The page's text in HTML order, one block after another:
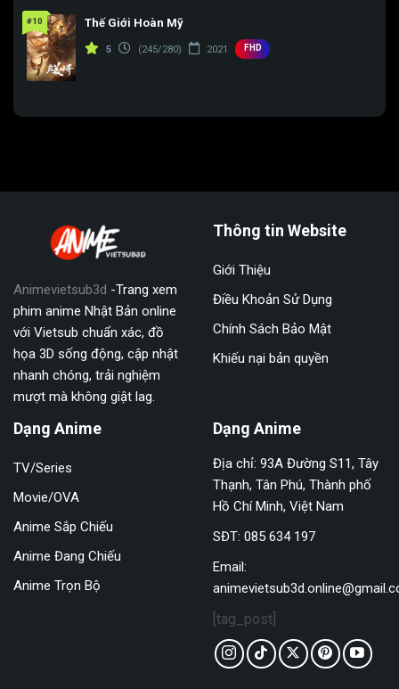
#10 Thế Giới Hoàn Mỹ
5 (245/280) 2021 FHD
Animevietsub3d -Trang xem
phim anime Nhật Bản online
với Vietsub chuẩn xác, đồ
họa 3D sống động, cập nhật
nhanh chóng, trải nghiệm
mượt mà không giật lag.
Thông tin Website
Giới Thiệu
Điều Khoản Sử Dụng
Chính Sách Bảo Mật
Khiếu nại bản quyền
Dạng Anime
TV/Series
Movie/OVA
Anime Sắp Chiếu
Anime Đang Chiếu
Anime Trọn Bộ
Dạng Anime
Địa chỉ: 93A Đường S11, Tây
Thạnh, Tân Phú, Thành phố
Hồ Chí Minh, Việt Nam
SĐT: 085 634 197
Email:
[tag_post]